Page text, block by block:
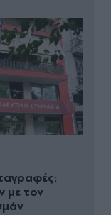
με τον